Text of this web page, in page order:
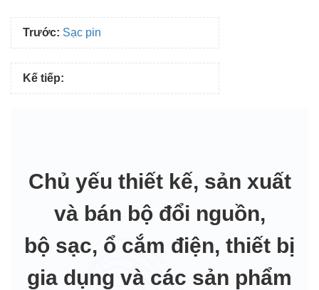
Trước: Sạc pin
Kế tiếp:
Chủ yếu thiết kế, sản xuất
và bán bộ đổi nguồn,
bộ sạc, ổ cắm điện, thiết bị
gia dụng và các sản phẩm